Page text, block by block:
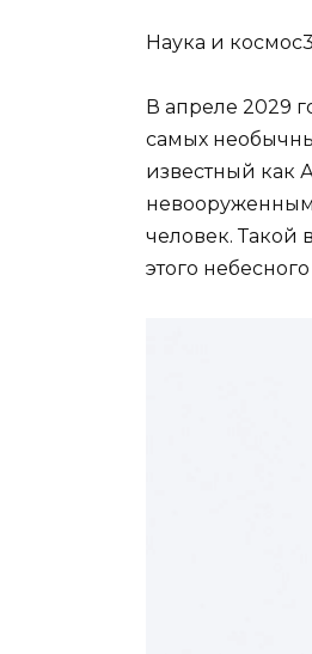
Наука и
В апреле 2029
самых
известный как
человек. Такой
этого небесного